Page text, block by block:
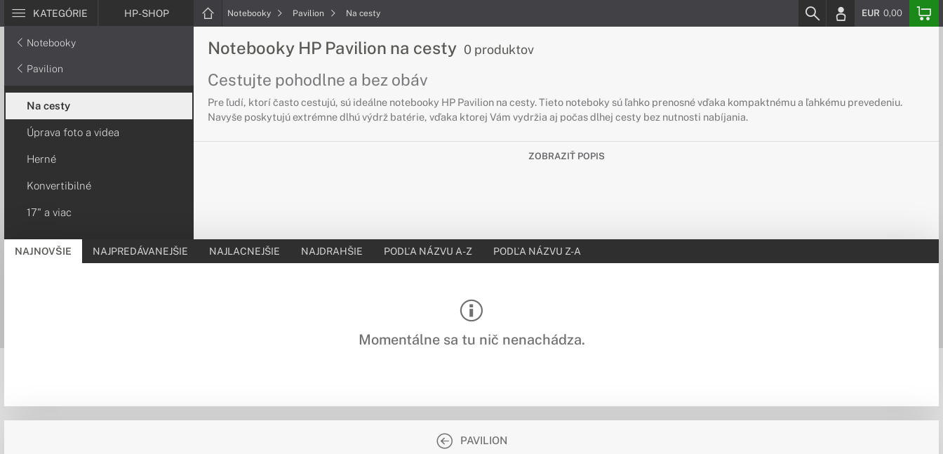
KATEGÓRIE HP-SHOP Notebooky Pavilion Na cesty EUR 0,00
Notebooky
Pavilion
Na cesty
Úprava foto a videa
Herné
Konvertibilné
17" a viac
Notebooky HP Pavilion na cesty 0 produktov
Cestujte pohodlne a bez obáv
Pre ľudí, ktorí často cestujú, sú ideálne notebooky HP Pavilion na cesty. Tieto noteboky sú ľahko prenosné vďaka kompaktnému a ľahkému prevedeniu.
Navyše poskytujú extrémne dlhú výdrž batérie, vďaka ktorej Vám vydržia aj počas dlhej cesty bez nutnosti nabíjania.
ZOBRAZIŤ POPIS
NAJNOVŠIE NAJPREDÁVANEJŠIE NAJLACNEJŠIE NAJDRAHŠIE PODĽA NÁZVU A-Z PODĽA NÁZVU Z-A
Momentálne sa tu nič nenachádza.
PAVILION